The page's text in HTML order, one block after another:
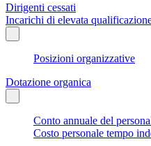
Dirigenti cessati
Incarichi di elevata
Posizioni organizzative
Dotazione organica
Conto annuale del
Costo personale tempo